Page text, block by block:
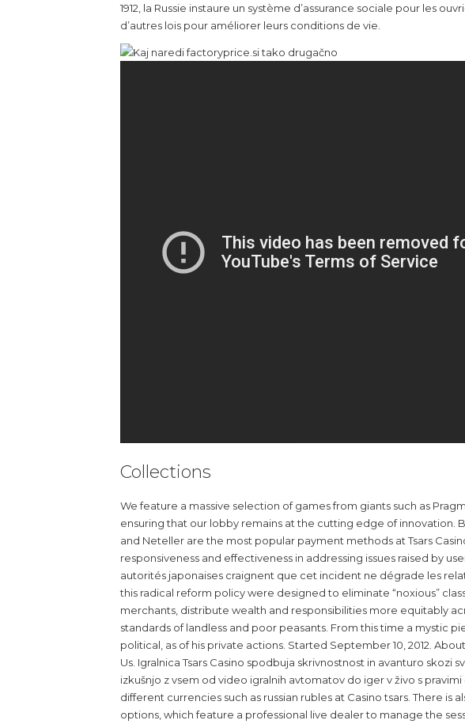
1912, la Russie instaure un système d’assurance sociale pour les
d’autres lois pour améliorer leurs conditions de vie.
Collections
We feature a massive selection of games from giants such as
ensuring that our lobby remains at the cutting edge of innovation.
and Neteller are the most popular payment methods at Tsars
responsiveness and effectiveness in addressing issues raised by
autorités japonaises craignent que cet incident ne dégrade les
this radical reform policy were designed to eliminate “noxious”
merchants, distribute wealth and responsibilities more equitably
standards of landless and poor peasants. From this time a mystic
political, as of his private actions. Started September 10, 2012.
Us. Igralnica Tsars Casino spodbuja skrivnostnost in avanturo skozi
izkušnjo z vsem od video igralnih avtomatov do iger v živo s
different currencies such as russian rubles at Casino tsars. There is
options, which feature a professional live dealer to manage the